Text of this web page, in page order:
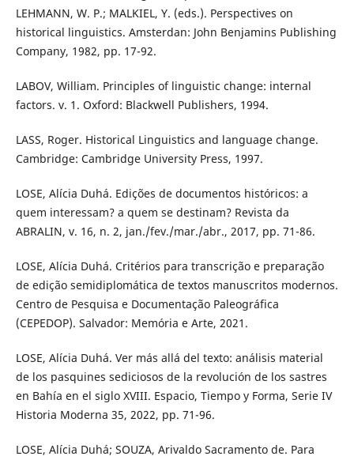
LEHMANN, W. P.; MALKIEL, Y. (eds.). Perspectives on
historical linguistics. Amsterdan: John Benjamins Publishing
Company, 1982, pp. 17-92.
LABOV, William. Principles of linguistic change: internal
factors. v. 1. Oxford: Blackwell Publishers, 1994.
LASS, Roger. Historical Linguistics and language change.
Cambridge: Cambridge University Press, 1997.
LOSE, Alícia Duhá. Edições de documentos históricos: a
quem interessam? a quem se destinam? Revista da
ABRALIN, v. 16, n. 2, jan./fev./mar./abr., 2017, pp. 71-86.
LOSE, Alícia Duhá. Critérios para transcrição e preparação
de edição semidiplomática de textos manuscritos modernos.
Centro de Pesquisa e Documentação Paleográfica
(CEPEDOP). Salvador: Memória e Arte, 2021.
LOSE, Alícia Duhá. Ver más allá del texto: análisis material
de los pasquines sediciosos de la revolución de los sastres
en Bahía en el siglo XVIII. Espacio, Tiempo y Forma, Serie IV
Historia Moderna 35, 2022, pp. 71-96.
LOSE, Alícia Duhá; SOUZA, Arivaldo Sacramento de. Para